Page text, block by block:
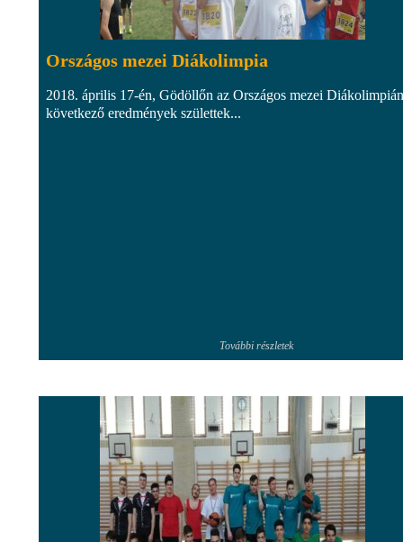
Országos mezei Diákolimpia
2018. április 17-én, Gödöllőn az Országos mezei
következő eredmények születtek...
További részletek